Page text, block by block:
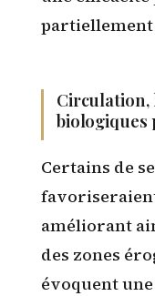
partiellement
Circulation,
biologiques
Certains de
améliorant
des zones
évoquent